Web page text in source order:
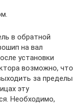
в обратной
на вал
установки
возможно, что
за пределы
эту
Необходимо,